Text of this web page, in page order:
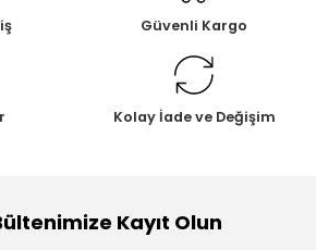
Güvenli Kargo
Kolay İade ve Değişim
Kayıt Olun